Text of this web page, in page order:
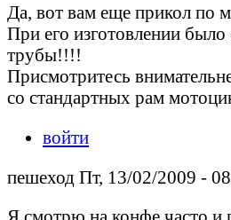
Да, вот вам еще прикол по
При его изготовлении было
трубы!!!!
Присмотритесь
со стандартных рам
войти
пешеход Пт, 13/02/2009 -